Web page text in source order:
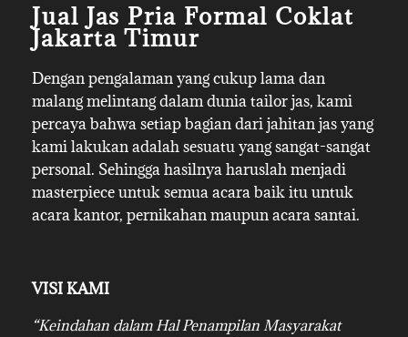
Jual Jas Pria Formal Coklat
Jakarta Timur
Dengan pengalaman yang cukup lama dan
malang melintang dalam dunia tailor jas, kami
percaya bahwa setiap bagian dari jahitan jas yang
kami lakukan adalah sesuatu yang sangat-sangat
personal. Sehingga hasilnya haruslah menjadi
masterpiece untuk semua acara baik itu untuk
acara kantor, pernikahan maupun acara santai.
VISI KAMI
“Keindahan dalam Hal Penampilan Masyarakat